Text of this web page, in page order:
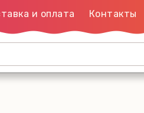
и оплата Контакты